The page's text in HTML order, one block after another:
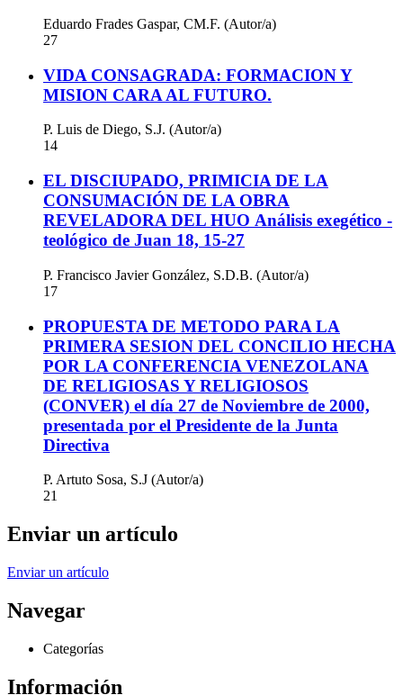
Eduardo Frades Gaspar, CM.F. (Autor/a)
27
VIDA CONSAGRADA: FORMACION Y
MISION CARA AL FUTURO.
P. Luis de Diego, S.J. (Autor/a)
14
EL DISCIUPADO, PRIMICIA DE LA
CONSUMACIÓN DE LA OBRA
REVELADORA DEL HUO Análisis exegético -
teológico de Juan 18, 15-27
P. Francisco Javier González, S.D.B. (Autor/a)
17
PROPUESTA DE METODO PARA LA
PRIMERA SESION DEL CONCILIO HECHA
POR LA CONFERENCIA VENEZOLANA
DE RELIGIOSAS Y RELIGIOSOS
(CONVER) el día 27 de Noviembre de 2000,
presentada por el Presidente de la Junta
Directiva
P. Artuto Sosa, S.J (Autor/a)
21
Enviar un artículo
Enviar un artículo
Navegar
Categorías
Información